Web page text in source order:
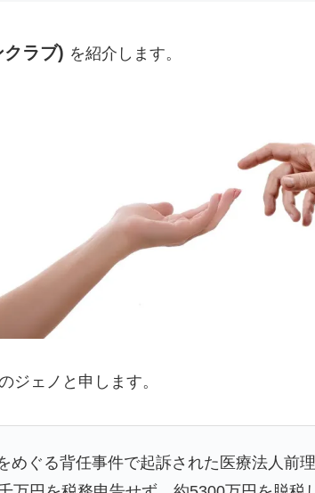
ラブ) を紹介します。
ジェノと申します。
めぐる背任事件で起訴された医療法人前